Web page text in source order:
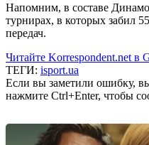
Напомним, в составе
турнирах, в которых забил
передач.
Читайте Korrespondent.net в
ТЕГИ: isport.ua
Если вы заметили ошибку,
нажмите Ctrl+Enter, чтобы